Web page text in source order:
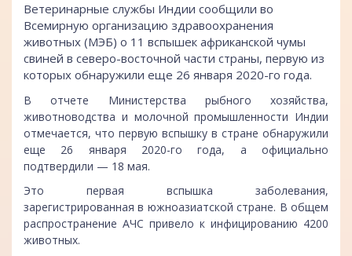
Ветеринарные службы Индии сообщили во
Всемирную организацию здравоохранения
животных (МЭБ) о 11 вспышек африканской чумы
свиней в северо-восточной части страны, первую из
которых обнаружили еще 26 января 2020-го года.
В отчете Министерства рыбного хозяйства,
животноводства и молочной промышленности Индии
отмечается, что первую вспышку в стране обнаружили
еще 26 января 2020-го года, а официально
подтвердили — 18 мая.
Это первая вспышка заболевания,
зарегистрированная в южноазиатской стране. В общем
распространение АЧС привело к инфицированию 4200
животных.